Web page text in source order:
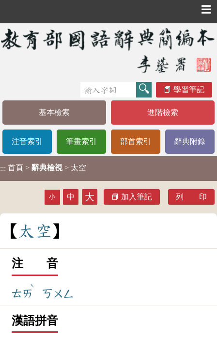
☰
學習筆記
基本檢索 進階檢索
注音索引 筆畫索引 部首索引 辭典附錄
::: 首頁 > 辭典檢視 > 太空
小 中 大 加入筆記 列 印
太 空
注 音
ㄊㄞ
ˋ
ㄎㄨㄥ
漢語拼音